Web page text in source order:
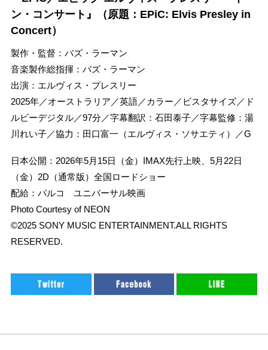
ン・コンサート』（原題：EPiC: Elvis Presley in
Concert）
製作・監督：バズ・ラーマン
音楽製作総指揮：バズ・ラーマン
出演：エルヴィス・プレスリー
2025年／オーストラリア／英語／カラー／ビスタサイズ／ド
ルビーデジタル／97分／字幕翻訳：石田泰子／字幕監修：湯
川れい子／協力：田口富一（エルヴィス・ソサエティ）／G
日本公開：2026年5月15日（金）IMAX先行上映、5月22日
（金）2D（通常版）全国ロードショー
配給：パルコ ユニバーサル映画
Photo Courtesy of NEON
©2025 SONY MUSIC ENTERTAINMENT.ALL RIGHTS
RESERVED.